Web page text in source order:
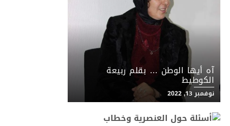
آه أيها الوطن … بقلم ربيعة
الكوطيط
نوفمبر 13, 2022